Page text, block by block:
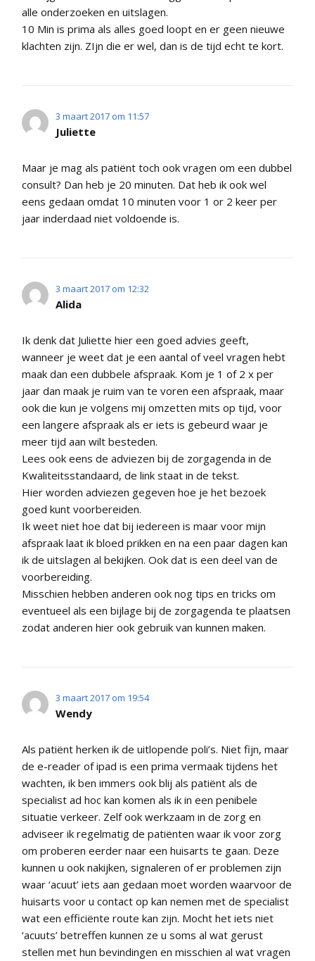
alle onderzoeken en uitslagen.
10 Min is prima als alles goed loopt en er geen nieuwe
klachten zijn. ZIjn die er wel, dan is de tijd echt te kort.
3 maart 2017 om 11:57
Juliette
Maar je mag als patiënt toch ook vragen om een dubbel
consult? Dan heb je 20 minuten. Dat heb ik ook wel
eens gedaan omdat 10 minuten voor 1 or 2 keer per
jaar inderdaad niet voldoende is.
3 maart 2017 om 12:32
Alida
Ik denk dat Juliette hier een goed advies geeft,
wanneer je weet dat je een aantal of veel vragen hebt
maak dan een dubbele afspraak. Kom je 1 of 2 x per
jaar dan maak je ruim van te voren een afspraak, maar
ook die kun je volgens mij omzetten mits op tijd, voor
een langere afspraak als er iets is gebeurd waar je
meer tijd aan wilt besteden.
Lees ook eens de adviezen bij de zorgagenda in de
Kwaliteitsstandaard, de link staat in de tekst.
Hier worden adviezen gegeven hoe je het bezoek
goed kunt voorbereiden.
Ik weet niet hoe dat bij iedereen is maar voor mijn
afspraak laat ik bloed prikken en na een paar dagen kan
ik de uitslagen al bekijken. Ook dat is een deel van de
voorbereiding.
Misschien hebben anderen ook nog tips en tricks om
eventueel als een bijlage bij de zorgagenda te plaatsen
zodat anderen hier ook gebruik van kunnen maken.
3 maart 2017 om 19:54
Wendy
Als patiënt herken ik de uitlopende poli’s. Niet fijn, maar
de e-reader of ipad is een prima vermaak tijdens het
wachten, ik ben immers ook blij als patiënt als de
specialist ad hoc kan komen als ik in een penibele
situatie verkeer. Zelf ook werkzaam in de zorg en
adviseer ik regelmatig de patiënten waar ik voor zorg
om proberen eerder naar een huisarts te gaan. Deze
kunnen u ook nakijken, signaleren of er problemen zijn
waar ‘acuut’ iets aan gedaan moet worden waarvoor de
huisarts voor u contact op kan nemen met de specialist
wat een efficiënte route kan zijn. Mocht het iets niet
‘acuuts’ betreffen kunnen ze u soms al wat gerust
stellen met hun bevindingen en misschien al wat vragen